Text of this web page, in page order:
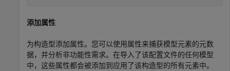
添加属性
为构造型添加属性。您可以使用属性来捕获模型元素的元数
据，并分析非功能性需求。在导入了该配置文件的任何模型
中，这些属性都会被添加到应用了该构造型的所有元素中。